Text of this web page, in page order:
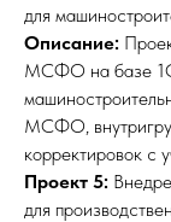
для
Описание:
МСФО на базе
МСФО,
корректировок с
Проект 5:
для